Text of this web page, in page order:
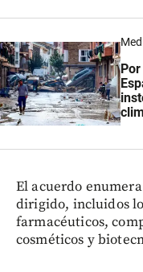
El acuerdo
dirigido, incluidos
farmacéuticos,
cosméticos y